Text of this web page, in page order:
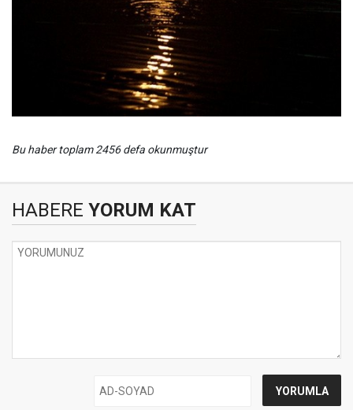
Bu haber toplam 2456 defa okunmuştur
HABERE YORUM KAT